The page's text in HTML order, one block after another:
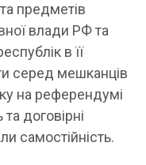
предметів
влади РФ та
в її
серед мешканців
на референдумі
договірні
самостійність.